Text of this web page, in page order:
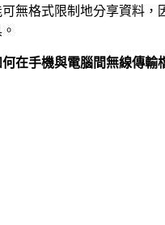
無格式限制地分享資料，
在手機與電腦間無線傳輸